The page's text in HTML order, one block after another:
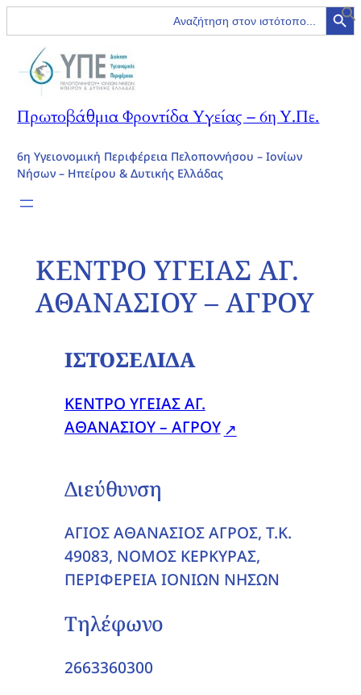
Search Search Button
Πρωτοβάθμια Φροντίδα Υγείας – 6η Υ.Πε.
6η Υγειονομική Περιφέρεια Πελοποννήσου – Ιονίων
Νήσων – Ηπείρου & Δυτικής Ελλάδας
ΚΕΝΤΡΟ ΥΓΕΙΑΣ ΑΓ.
ΑΘΑΝΑΣΙΟΥ – ΑΓΡΟΥ
ΙΣΤΟΣΕΛΙΔΑ
ΚΕΝΤΡΟ ΥΓΕΙΑΣ ΑΓ.
ΑΘΑΝΑΣΙΟΥ – ΑΓΡΟΥ
Διεύθυνση
ΑΓΙΟΣ ΑΘΑΝΑΣΙΟΣ ΑΓΡΟΣ, T.K.
49083, ΝΟΜΟΣ ΚΕΡΚΥΡΑΣ,
ΠΕΡΙΦΕΡΕΙΑ ΙΟΝΙΩΝ ΝΗΣΩΝ
Τηλέφωνο
2663360300